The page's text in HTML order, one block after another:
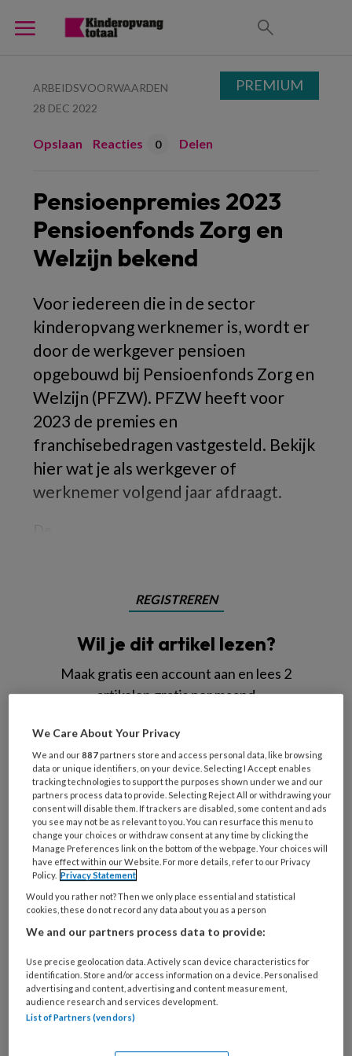
ARBEIDSVOORWAARDEN
28 DEC 2022
Opslaan Reacties 0 Delen
Pensioenpremies 2023
Pensioenfonds Zorg en
Welzijn bekend
Voor iedereen die in de sector
kinderopvang werknemer is, wordt er
door de werkgever pensioen
opgebouwd bij Pensioenfonds Zorg en
Welzijn (PFZW). PFZW heeft voor
2023 de premies en
franchisebedragen vastgesteld. Bekijk
hier wat je als werkgever of
werknemer volgend jaar afdraagt.
REGISTREREN
Wil je dit artikel lezen?
Maak gratis een account aan en lees 2
artikelen gratis per maand
Al een account of abonnement?
Wat
is
je
e-
mailadres?
* *
Kies
je
wachtwoord*
Kies
functie *
Bij
welke
organisatie
werk
PREMIUM
We Care About Your Privacy
We and our887 partners store and access personal data, like browsing
data or unique identifiers, on your device. Selecting I Accept enables
tracking technologies to support the purposes shown under we and our
partners process data to provide. Selecting Reject All or withdrawing your
consent will disable them. If trackers are disabled, some content and ads
you see may not be as relevant to you. You can resurface this menu to
change your choices or withdraw consent at any time by clicking the
Manage Preferences link on the bottom of the webpage. Your choices will
have effect within our Website. For more details, refer to our Privacy
Policy. Privacy Statement
Would you rather not? Then we only place essential and statistical
cookies, these do not record any data about you as a person
We and our partners process data to provide:
Use precise geolocation data. Actively scan device characteristics for
identification. Store and/or access information on a device. Personalised
advertising and content, advertising and content measurement,
audience research and services development.
List of Partners (vendors)